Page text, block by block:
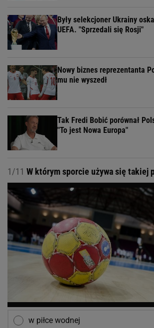
Były selekcjoner Ukrainy
UEFA. "Sprzedali się Rosji"
Nowy biznes reprezentanta
mu nie wyszedł
Tak Fredi Bobić porównał
"To jest Nowa Europa"
1/11 W którym sporcie używa się takiej
w piłce wodnej